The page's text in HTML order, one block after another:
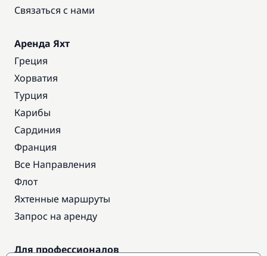
Связаться с нами
Аренда Яхт
Греция
Хорватия
Турция
Карибы
Сардиния
Франция
Все Направления
Флот
Яхтенные маршруты
Запрос на аренду
Для профессионалов